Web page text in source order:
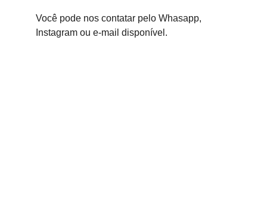
Você pode nos contatar pelo Whasapp,
Instagram ou e-mail disponível.